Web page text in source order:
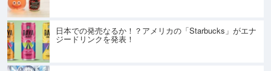
日本での発売なるか！？アメリカの「Starbucks」がエナ
ジードリンクを発表！